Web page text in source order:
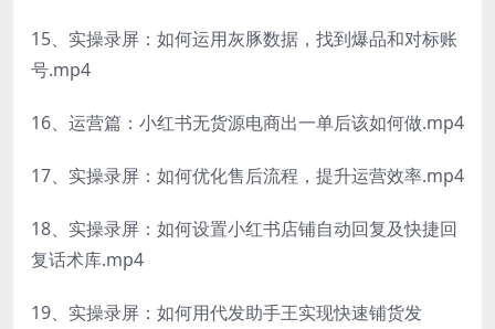
15、实操录屏：如何运用灰豚数据，找到爆品和对标账
号.mp4
16、运营篇：小红书无货源电商出一单后该如何做.mp4
17、实操录屏：如何优化售后流程，提升运营效率.mp4
18、实操录屏：如何设置小红书店铺自动回复及快捷回
复话术库.mp4
19、实操录屏：如何用代发助手王实现快速铺货发